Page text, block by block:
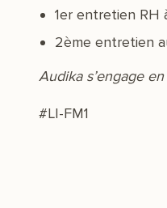
1er entretien RH
2ème entretien
Audika s’engage
#LI-FM1